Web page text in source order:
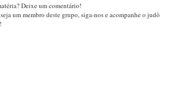
Deixe um comentário!
um membro deste grupo, siga-nos e acompanhe o judô